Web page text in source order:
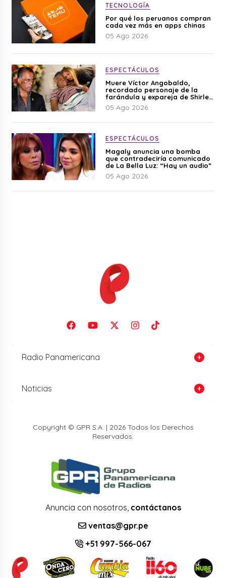
TECNOLOGÍA
Por qué los peruanos compran
cada vez más en apps chinas
05 Ago 2026
ESPECTÁCULOS
Muere Víctor Angobaldo,
recordado personaje de la
farándula y expareja de Shirley
Cherres
05 Ago 2026
ESPECTÁCULOS
Magaly anuncia una bomba
que contradeciría comunicado
de La Bella Luz: “Hay un audio”
05 Ago 2026
Radio Panamericana
Noticias
Copyright © GPR S.A. | 2026 Todos los Derechos
Reservados.
Anuncia con nosotros, contáctanos
ventas@gpr.pe
+51 997-566-067